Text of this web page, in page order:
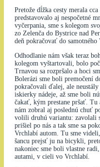
Pretože dĺžka cesty merala
predstavovalo aj nespočetné
vyčerpania, sme s kolegom
zo Zelenča do Bystrice nad
deň pokračovať do
Odhodlanie nám však teraz
kolegom vyštartovali, bolo
Trnavou sa rozpršalo a hoci
Bolerázi sme boli premočení
pokračovali ďalej, ale
iskierky nádeje, až sme boli
čakať, kým prestane pršať.
nám zobral aj poslednú chuť
volili druhú variantu: zavolali
prišiel po nás a tak sme sa
Vrchlabí autom. Tu sme videli,
šancu prejsť ju na bicykli,
nakoniec sme boli vlastne
autami, v cieli vo Vrchlabí.